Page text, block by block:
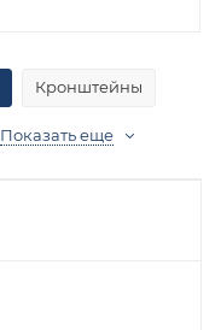
Кронштейны
Показать еще